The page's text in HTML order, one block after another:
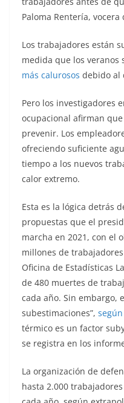
Paloma Rentería,
Los trabajadores están
medida que los veranos
más calurosos debido al
Pero los investigadores
ocupacional afirman
prevenir. Los
ofreciendo suficiente
tiempo a los nuevos
calor extremo.
Esta es la lógica detrás
propuestas que el
marcha en 2021, con el
millones de
Oficina de Estadísticas
de 480 muertes de
cada año. Sin embargo,
subestimaciones”, según
térmico es un factor
se registra en los
La organización de
hasta 2.000